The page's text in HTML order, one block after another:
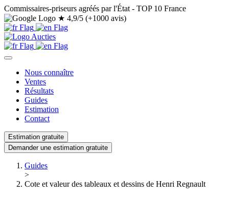
Commissaires-priseurs agréés par l'État - TOP 10 France
★ 4,9/5 (+1000 avis)
Nous connaître
Ventes
Résultats
Guides
Estimation
Contact
Estimation gratuite
Demander une estimation gratuite
Guides
>
Cote et valeur des tableaux et dessins de Henri Regnault